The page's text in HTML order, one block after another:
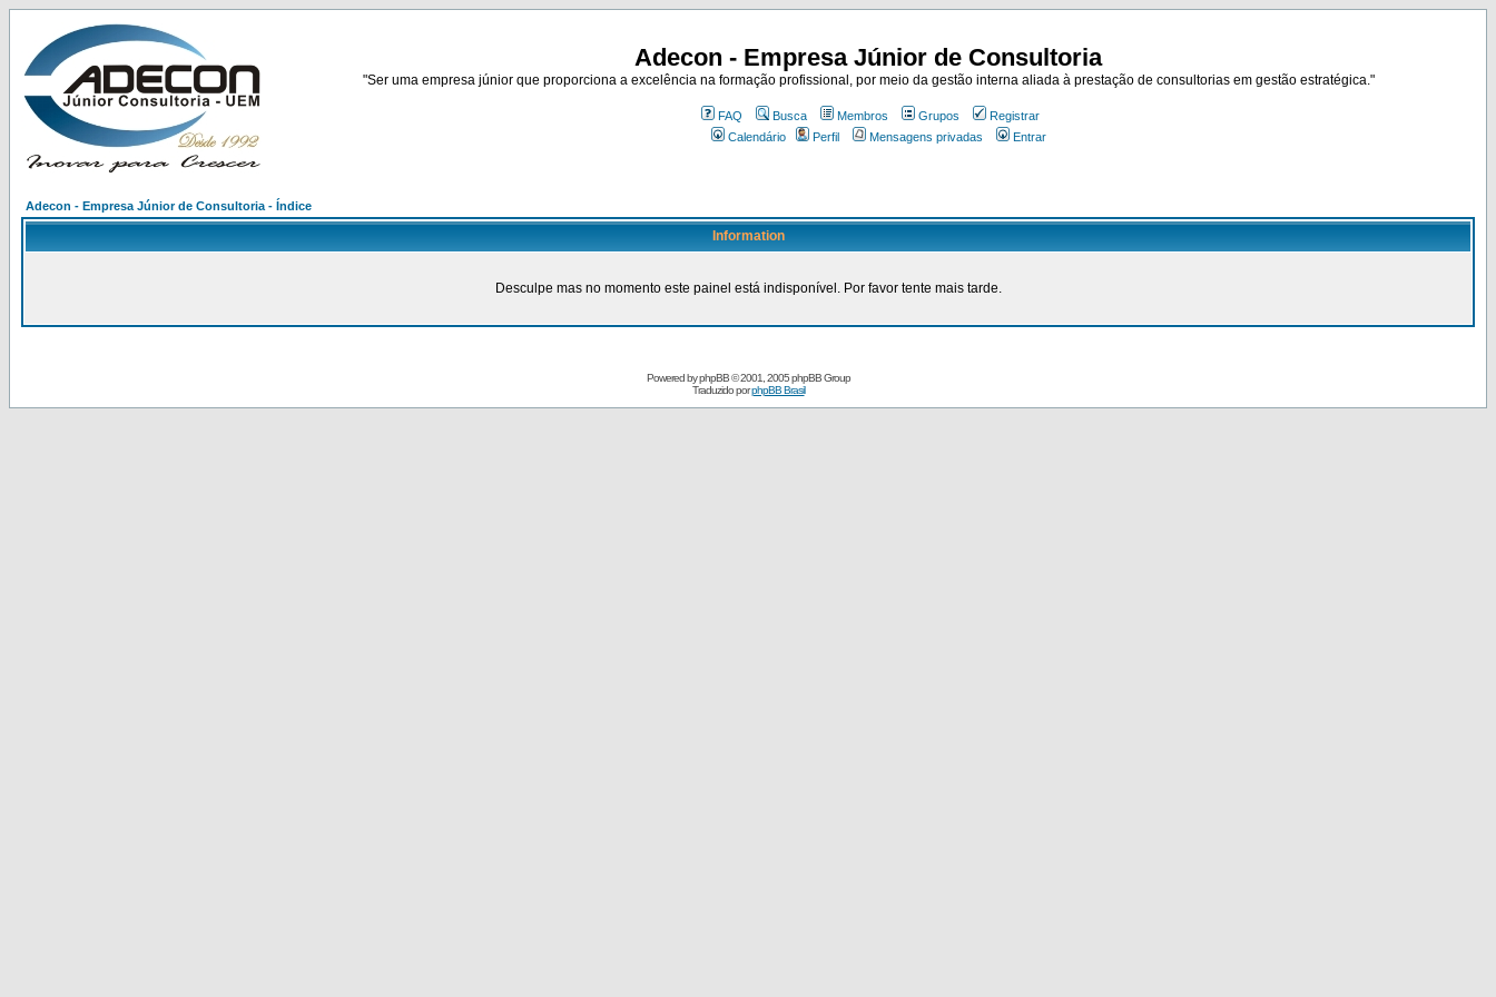
Adecon - Empresa Júnior de Consultoria
"Ser uma empresa júnior que proporciona a excelência na formação profissional, por meio da gestão interna aliada à prestação de consultorias em gestão estratégica."
FAQ Busca Membros Grupos
Registrar
Calendário
Perfil Mensagens privadas Entrar
Adecon - Empresa Júnior de Consultoria - Índice
Information
Desculpe mas no momento este painel está indisponível. Por favor tente mais tarde.
Powered byphpBB© 2001, 2005 phpBB Group
Traduzido porphpBB Brasil